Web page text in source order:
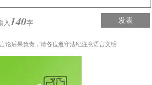
入 140字 发表
论后果负责，请各位遵守法纪注意语言文明